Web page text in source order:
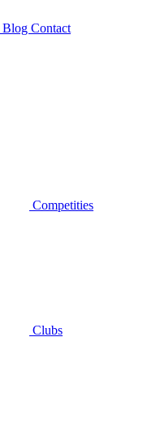
Blog Contact
Competities
Clubs